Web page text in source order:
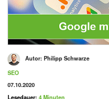
Autor: Philipp Schwarze
Kategorie
SEO
Veröffentlicht am
07.10.2020
Lesedauer: 4 Minuten